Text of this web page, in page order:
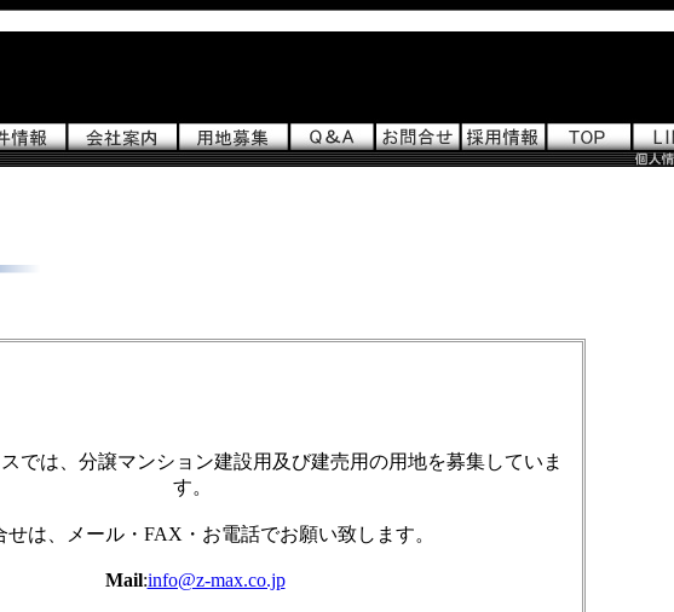
では、分譲マンション建設用及び建売用の用地を募集していま
す。
せは、メール・FAX・お電話でお願い致します。
Mail:info@z-max.co.jp